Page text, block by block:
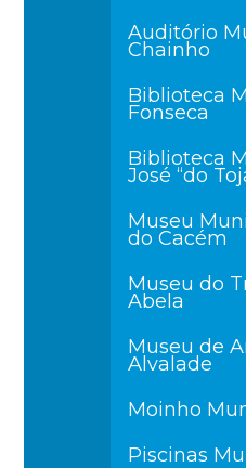
Auditório
Chainho
Biblioteca
Fonseca
Biblioteca
José “do
Museu
do Cacém
Museu do
Abela
Museu de
Alvalade
Moinho
Piscinas